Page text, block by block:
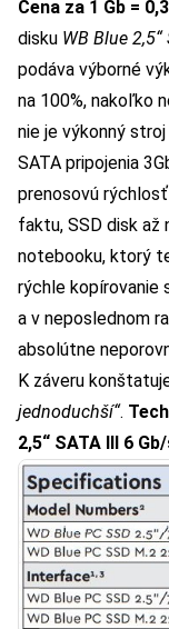
Cena za 1 Gb =
disku WB Blue 2,5“
podáva výborné
na 100%, nakoľko
nie je výkonný
SATA pripojenia
prenosovú
faktu, SSD disk až
notebooku, ktorý
rýchle kopírovanie
a v neposlednom
absolútne
K záveru
jednoduchší“.
2,5“ SATA III 6